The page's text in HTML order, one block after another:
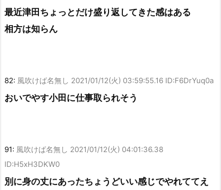
最近津田ちょっとだけ盛り返してきた感はある
相方は知らん
82: 風吹けば名無し 2021/01/12(火) 03:59:55.16 ID:F6DrYuq0a
おいでやす小田に仕事取られそう
91: 風吹けば名無し 2021/01/12(火) 04:01:36.38
ID:H5xH3DKW0
別に身の丈にあったちょうどいい感じでやれててえ